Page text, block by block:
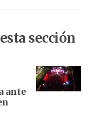
sección
ante